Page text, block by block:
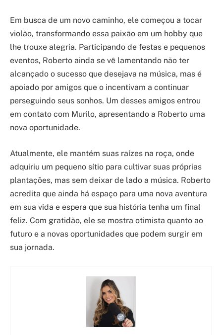
Em busca de um novo caminho, ele começou a tocar
violão, transformando essa paixão em um hobby que
lhe trouxe alegria. Participando de festas e pequenos
eventos, Roberto ainda se vê lamentando não ter
alcançado o sucesso que desejava na música, mas é
apoiado por amigos que o incentivam a continuar
perseguindo seus sonhos. Um desses amigos entrou
em contato com Murilo, apresentando a Roberto uma
nova oportunidade.
Atualmente, ele mantém suas raízes na roça, onde
adquiriu um pequeno sítio para cultivar suas próprias
plantações, mas sem deixar de lado a música. Roberto
acredita que ainda há espaço para uma nova aventura
em sua vida e espera que sua história tenha um final
feliz. Com gratidão, ele se mostra otimista quanto ao
futuro e a novas oportunidades que podem surgir em
sua jornada.